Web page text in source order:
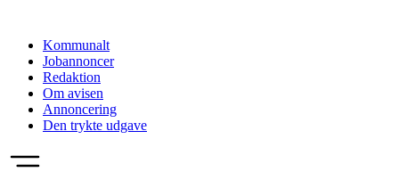
indholdKommunalt
Jobannoncer
Redaktion
Om avisen
Annoncering
Den trykte udgave